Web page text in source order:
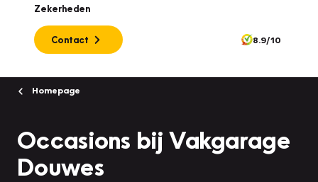
Zekerheden
Contact 8.9/10
Homepage
Occasions bij Vakgarage
Douwes